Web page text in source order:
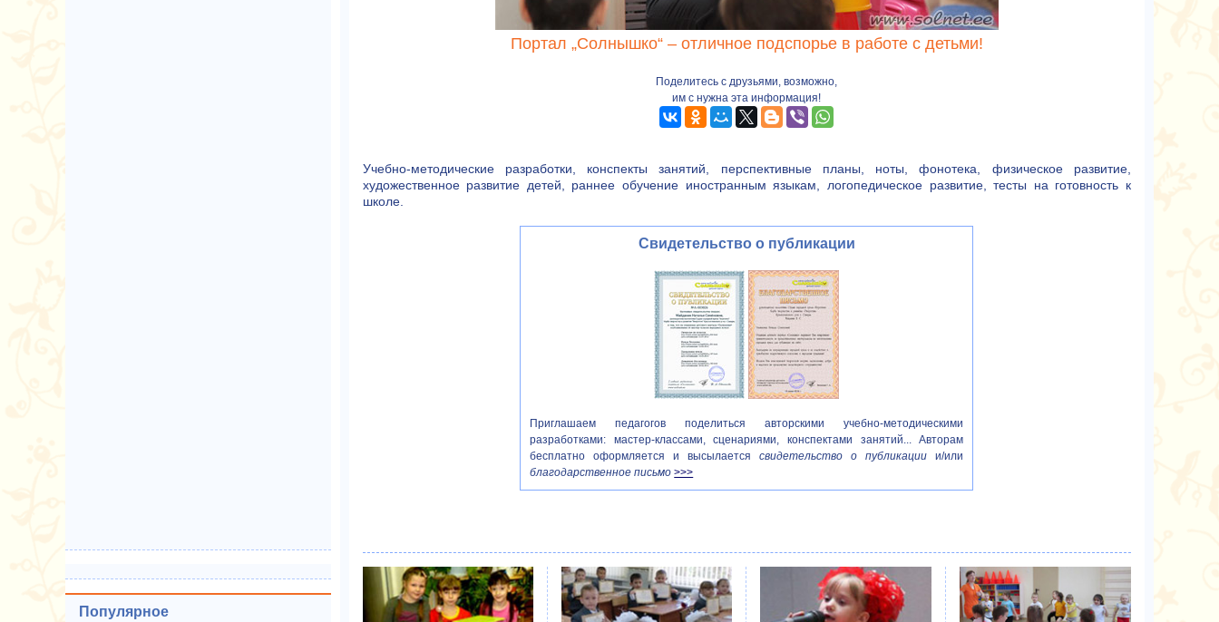
Портал „Солнышко“ – отличное подспорье в работе с детьми!
Поделитесь с друзьями, возможно,
им с нужна эта информация!
Учебно-методические разработки, конспекты занятий, перспективные планы, ноты, фонотека, физическое развитие,
художественное развитие детей, раннее обучение иностранным языкам, логопедическое развитие, тесты на готовность к
школе.
Свидетельство о публикации
Приглашаем педагогов поделиться авторскими учебно-методическими
разработками: мастер-классами, сценариями, конспектами занятий... Авторам
бесплатно оформляется и высылаетсясвидетельство о публикации и/или
благодарственное письмо >>>
Популярное